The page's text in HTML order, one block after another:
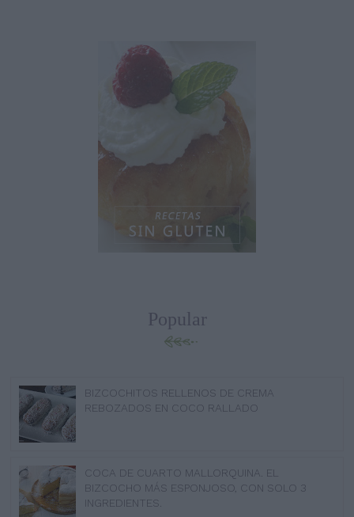
Popular
BIZCOCHITOS RELLENOS DE CREMA
REBOZADOS EN COCO RALLADO
COCA DE CUARTO MALLORQUINA. EL
BIZCOCHO MÁS ESPONJOSO, CON SOLO 3
INGREDIENTES.